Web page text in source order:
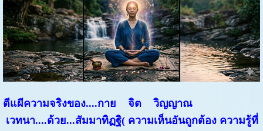
ตีแผีความจริงของ....กาย จิต วิญญาณ
เวทนา....ด้วย...สัมมาทิฏฐิ( ความเห็นอันถูกต้อง ความรู้ที่